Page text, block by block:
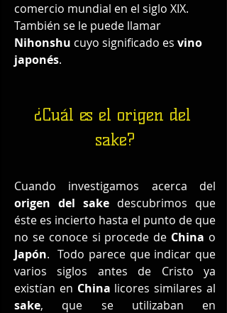
comercio mundial en el siglo XIX.
También se le puede llamar
Nihonshu cuyo significado es vino
japonés.
¿Cuál es el origen del
sake?
origen del sake descubrimos que
éste es incierto hasta el punto de que
no se conoce si procede de China
Japón.  Todo parece que indicar que
varios siglos antes de Cristo ya
existían en China
sake